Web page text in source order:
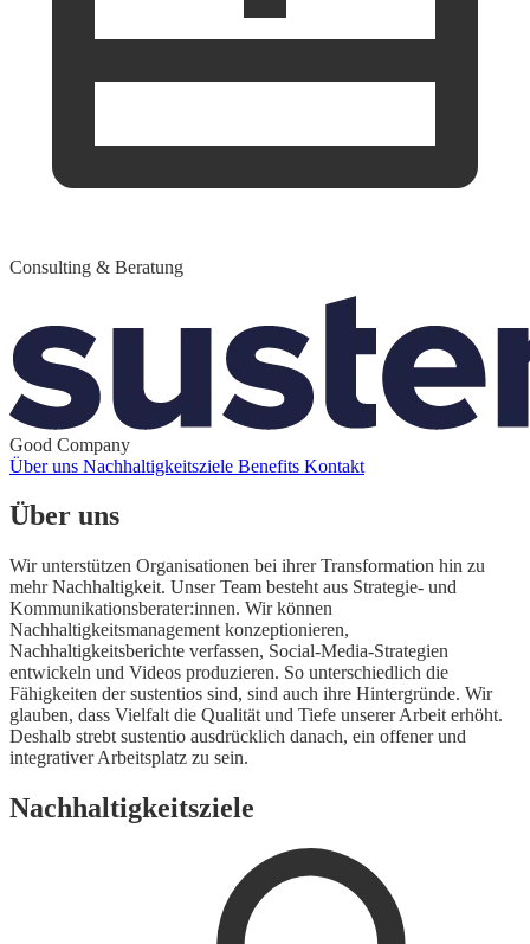
Consulting & Beratung
Good Company
Über uns Nachhaltigkeitsziele Benefits Kontakt
Über uns
Wir unterstützen Organisationen bei ihrer Transformation hin zu
mehr Nachhaltigkeit. Unser Team besteht aus Strategie- und
Kommunikationsberater:innen. Wir können
Nachhaltigkeitsmanagement konzeptionieren,
Nachhaltigkeitsberichte verfassen, Social-Media-Strategien
entwickeln und Videos produzieren. So unterschiedlich die
Fähigkeiten der sustentios sind, sind auch ihre Hintergründe. Wir
glauben, dass Vielfalt die Qualität und Tiefe unserer Arbeit erhöht.
Deshalb strebt sustentio ausdrücklich danach, ein offener und
integrativer Arbeitsplatz zu sein.
Nachhaltigkeitsziele